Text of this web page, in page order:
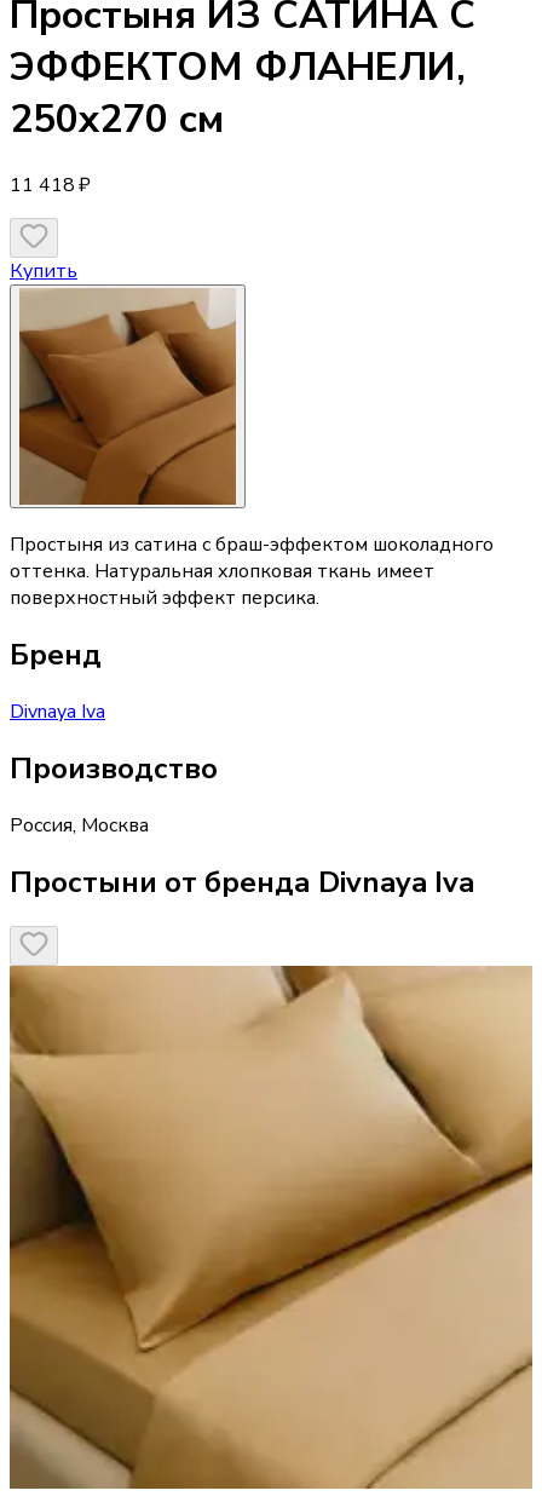
Простыня ИЗ САТИНА С
ЭФФЕКТОМ ФЛАНЕЛИ,
250х270 см
11 418 ₽
Купить
Простыня из сатина с браш-эффектом шоколадного
оттенка. Натуральная хлопковая ткань имеет
поверхностный эффект персика.
Бренд
Divnaya Iva
Производство
Россия, Москва
Простыни от бренда Divnaya Iva